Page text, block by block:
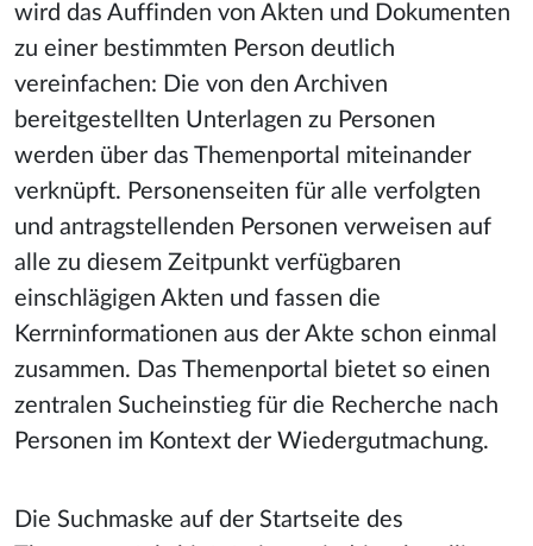
wird das Auffinden von Akten und Dokumenten
zu einer bestimmten Person deutlich
vereinfachen: Die von den Archiven
bereitgestellten Unterlagen zu Personen
werden über das Themenportal miteinander
verknüpft. Personenseiten für alle verfolgten
und antragstellenden Personen verweisen auf
alle zu diesem Zeitpunkt verfügbaren
einschlägigen Akten und fassen die
Kerrninformationen aus der Akte schon einmal
zusammen. Das Themenportal bietet so einen
zentralen Sucheinstieg für die Recherche nach
Personen im Kontext der Wiedergutmachung.
Die Suchmaske auf der Startseite des